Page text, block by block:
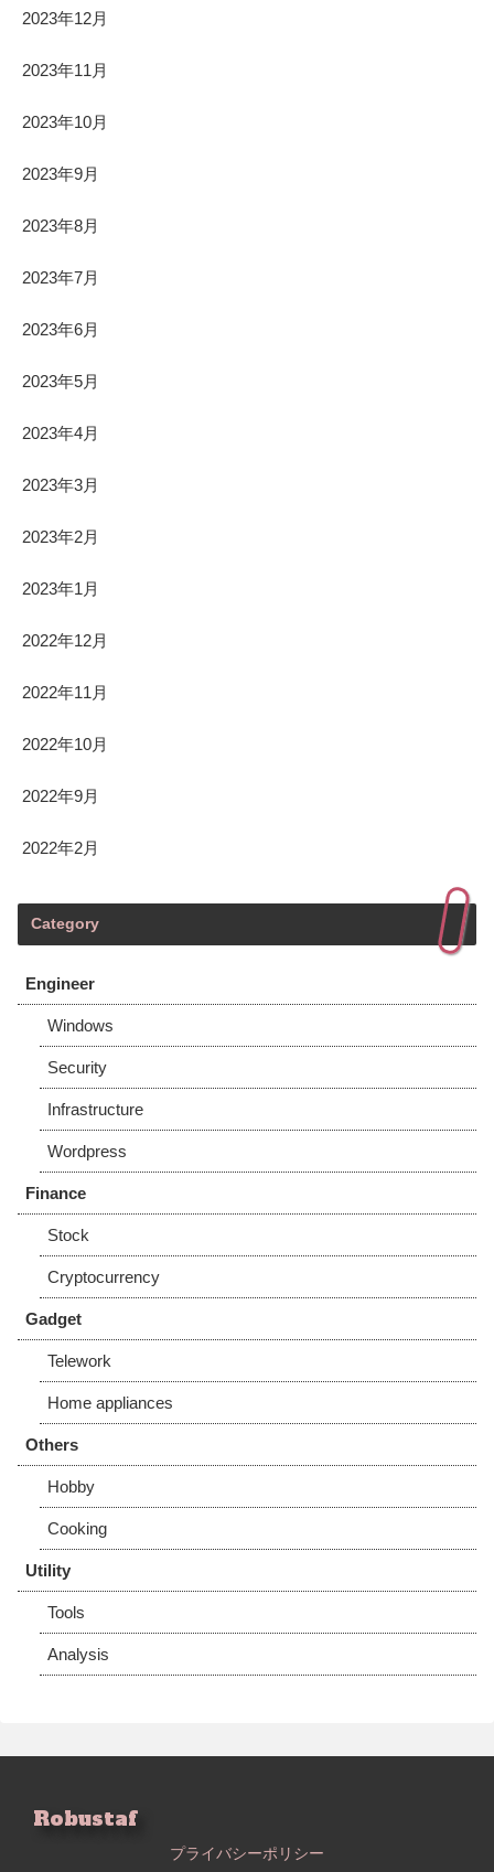
2023年12月
2023年11月
2023年10月
2023年9月
2023年8月
2023年7月
2023年6月
2023年5月
2023年4月
2023年3月
2023年2月
2023年1月
2022年12月
2022年11月
2022年10月
2022年9月
2022年2月
Category
Engineer
Windows
Security
Infrastructure
Wordpress
Finance
Stock
Cryptocurrency
Gadget
Telework
Home appliances
Others
Hobby
Cooking
Utility
Tools
Analysis
Robustaf
プライバシーポリシー